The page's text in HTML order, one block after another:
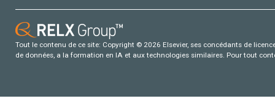
Tout le contenu de ce site: Copyright © 2026 Elsevier, ses concédants de
de données, a la formation en IA et aux technologies similaires. Pour tout